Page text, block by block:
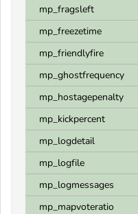
mp_fragsleft
mp_freezetime
mp_friendlyfire
mp_ghostfrequency
mp_hostagepenalty
mp_kickpercent
mp_logdetail
mp_logfile
mp_logmessages
mp_mapvoteratio